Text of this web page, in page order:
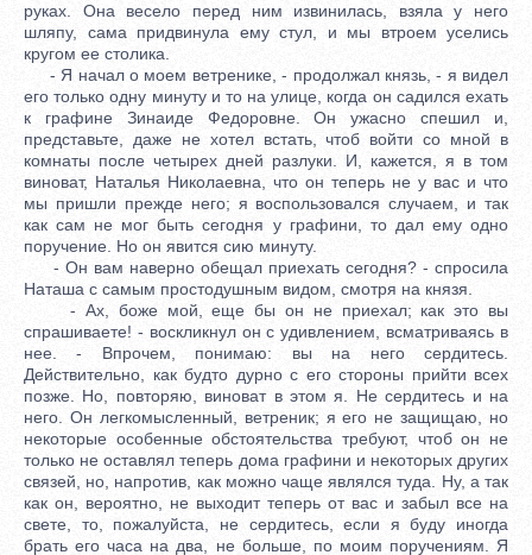
руках. Она весело перед ним извинилась, взяла у него
шляпу, сама придвинула ему стул, и мы втроем уселись
кругом ее столика.
- Я начал о моем ветренике, - продолжал князь, - я видел
его только одну минуту и то на улице, когда он садился ехать
к графине Зинаиде Федоровне. Он ужасно спешил и,
представьте, даже не хотел встать, чтоб войти со мной в
комнаты после четырех дней разлуки. И, кажется, я в том
виноват, Наталья Николаевна, что он теперь не у вас и что
мы пришли прежде него; я воспользовался случаем, и так
как сам не мог быть сегодня у графини, то дал ему одно
поручение. Но он явится сию минуту.
- Он вам наверно обещал приехать сегодня? - спросила
Наташа с самым простодушным видом, смотря на князя.
- Ах, боже мой, еще бы он не приехал; как это вы
спрашиваете! - воскликнул он с удивлением, всматриваясь в
нее. - Впрочем, понимаю: вы на него сердитесь.
Действительно, как будто дурно с его стороны прийти всех
позже. Но, повторяю, виноват в этом я. Не сердитесь и на
него. Он легкомысленный, ветреник; я его не защищаю, но
некоторые особенные обстоятельства требуют, чтоб он не
только не оставлял теперь дома графини и некоторых других
связей, но, напротив, как можно чаще являлся туда. Ну, а так
как он, вероятно, не выходит теперь от вас и забыл все на
свете, то, пожалуйста, не сердитесь, если я буду иногда
брать его часа на два, не больше, по моим поручениям. Я